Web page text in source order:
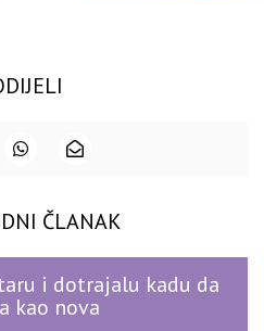
ČLANAK
i dotrajalu kadu da
kao nova